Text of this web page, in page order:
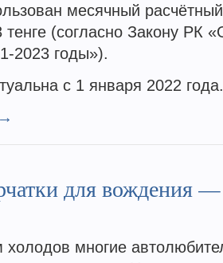
месячный
(согласно Закону РК
2023 годы»).
с 1 января 2022 года.
для вождения
холодов многие